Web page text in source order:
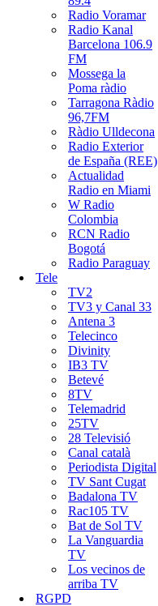
Radio Voramar
Radio Kanal
Barcelona 106.9
FM
Mossega la
Poma ràdio
Tarragona Ràdio
96,7FM
Ràdio Ulldecona
Radio Exterior
de España (REE)
Actualidad
Radio en Miami
W Radio
Colombia
RCN Radio
Bogotá
Radio Paraguay
Tele
TV2
TV3 y Canal 33
Antena 3
Telecinco
Divinity
IB3 TV
Betevé
8TV
Telemadrid
25TV
28 Televisió
Canal català
Periodista Digital
TV Sant Cugat
Badalona TV
Rac105 TV
Bat de Sol TV
La Vanguardia
TV
Los vecinos de
arriba TV
RGPD